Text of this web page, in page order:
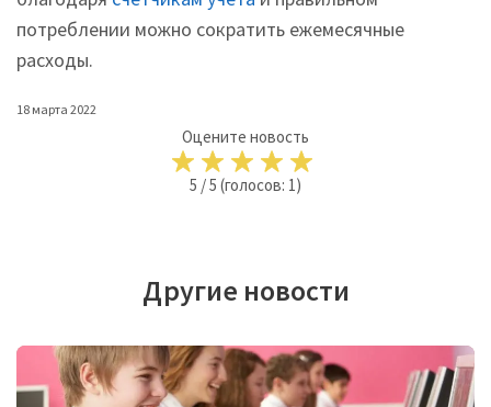
потреблении можно сократить ежемесячные
расходы.
18 марта 2022
Оцените новость
5 /5 (голосов: 1 )
Другие новости